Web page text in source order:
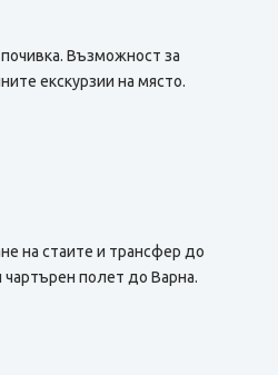
Възможност за
екскурзии на място.
на стаите и трансфер до
полет до Варна.